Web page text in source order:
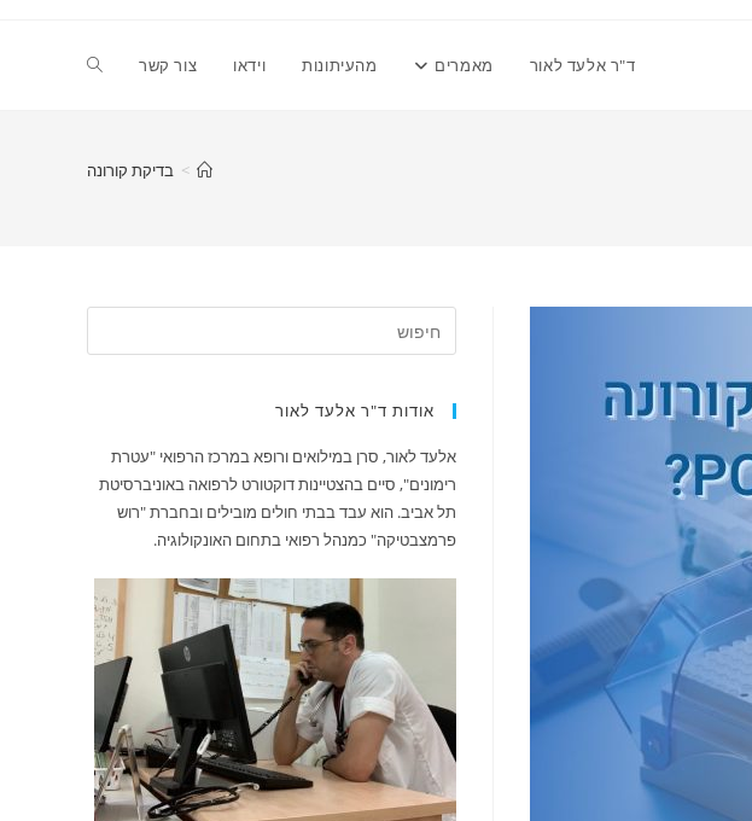
ד"ר אלעד לאור מאמרים מהעיתונות וידאו צור קשר Toggle
> בדיקת קורונה
אודות ד"ר אלעד לאור
אלעד לאור, סרן במילואים ורופא במרכז הרפואי "עטרת
רימונים", סיים בהצטיינות דוקטורט לרפואה באוניברסיטת
תל אביב. הוא עבד בבתי חולים מובילים ובחברת "רוש
פרמצבטיקה" כמנהל רפואי בתחום האונקולוגיה.